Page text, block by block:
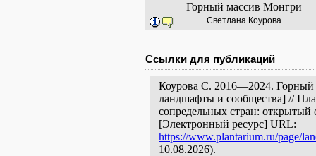
Горный массив Монгри
Светлана Коурова
Ссылки для публикаций
Коурова С. 2016—2024. Горный
ландшафты и сообщества] //
сопредельных стран: открытый
[Электронный ресурс] URL:
https://www.plantarium.ru/page/
10.08.2026).